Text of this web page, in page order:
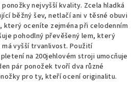
nejvyšší kvality. Zcela hladká
běžný šev, netlačí ani v těsné obuvi
který oceníte zejména při celodenním
pohodlný převěšený lem, který
vyšší trvanlivost. Použití
na 200jehlovém stroji umocňuje
pár ponožek tvoří dva různé
pro ty, kteří ocení originalitu.